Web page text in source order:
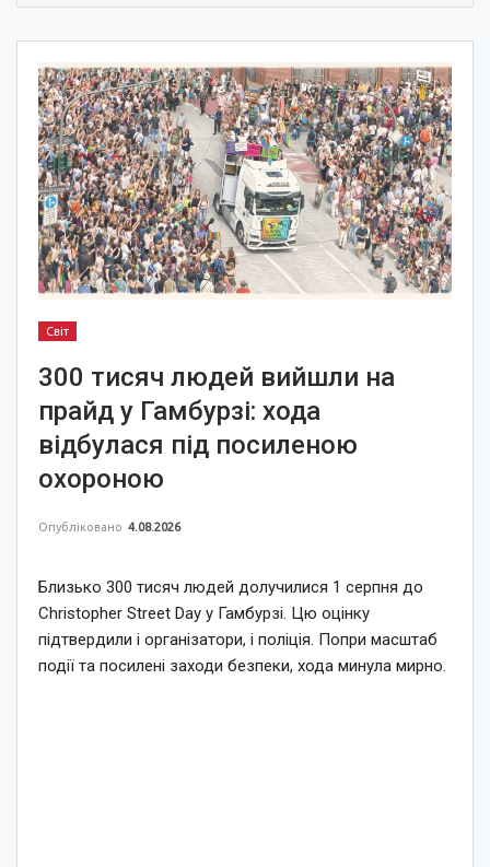
Світ
300 тисяч людей вийшли на
прайд у Гамбурзі: хода
відбулася під посиленою
охороною
Опубліковано 4.08.2026
Близько 300 тисяч людей долучилися 1 серпня до
Christopher Street Day у Гамбурзі. Цю оцінку
підтвердили і організатори, і поліція. Попри масштаб
події та посилені заходи безпеки, хода минула мирно.